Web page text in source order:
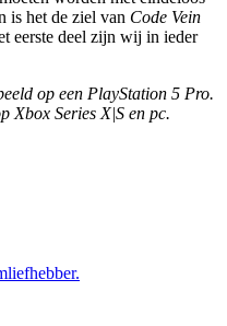
is het de ziel van Code Vein
eerste deel zijn wij in ieder
op een PlayStation 5 Pro.
Xbox Series X|S en pc.